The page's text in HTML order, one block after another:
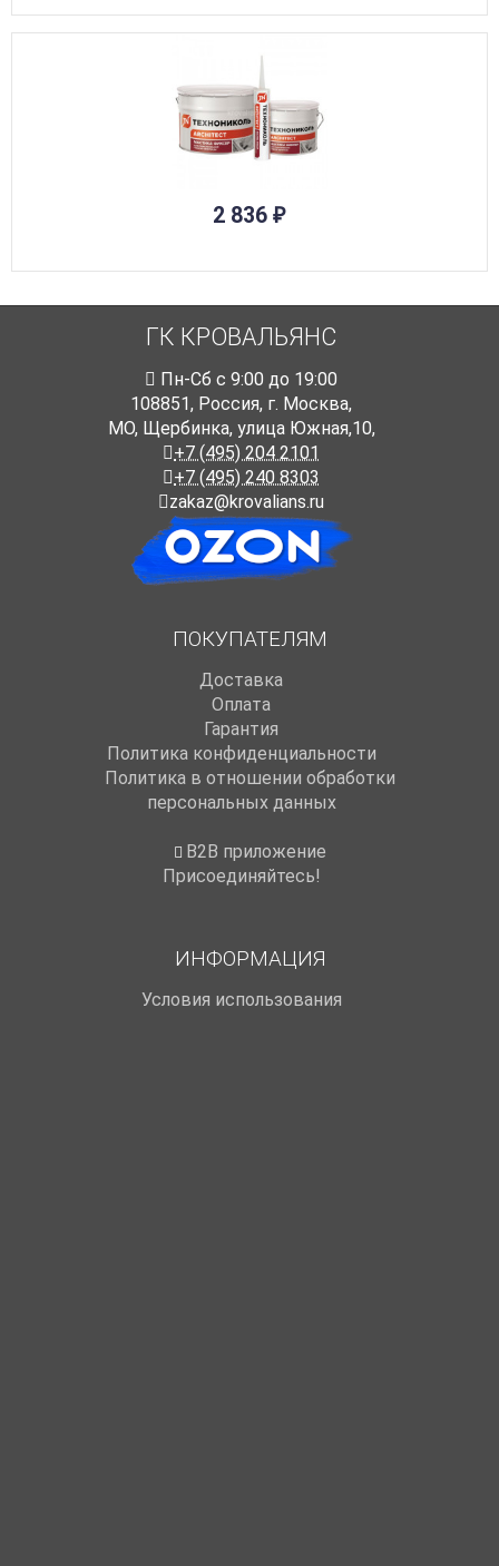
2 836 ₽
ГК КРОВАЛЬЯНС
Пн-Cб с 9:00 до 19:00
108851, Россия, г. Москва,
МО, Щербинка, улица Южная,10,
+7 (495) 204 2101
+7 (495) 240 8303
zakaz@krovalians.ru
ПОКУПАТЕЛЯМ
Доставка
Оплата
Гарантия
Политика конфиденциальности
Политика в отношении обработки
персональных данных
B2B приложение
Присоединяйтесь!
ИНФОРМАЦИЯ
Условия использования